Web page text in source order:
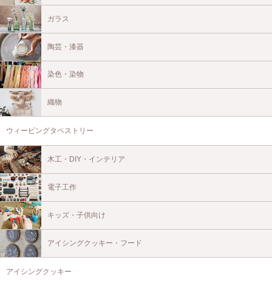
ガラス
陶芸・漆器
染色・染物
織物
ウィービングタペストリー
木工・DIY・インテリア
電子工作
キッズ・子供向け
アイシングクッキー・フード
アイシングクッキー